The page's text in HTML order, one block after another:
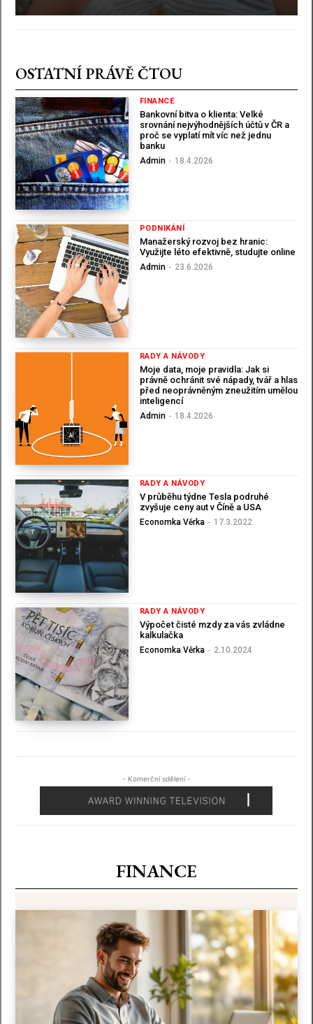
OSTATNÍ PRÁVĚ ČTOU
FINANCE
Bankovní bitva o klienta: Velké
srovnání nejvýhodnějších účtů v ČR a
proč se vyplatí mít víc než jednu
banku
Admin - 18.4.2026
PODNIKÁNÍ
Manažerský rozvoj bez hranic:
Využijte léto efektivně, studujte online
Admin - 23.6.2026
RADY A NÁVODY
Moje data, moje pravidla: Jak si
právně ochránit své nápady, tvář a hlas
před neoprávněným zneužitím umělou
inteligencí
Admin - 18.4.2026
RADY A NÁVODY
V průběhu týdne Tesla podruhé
zvyšuje ceny aut v Číně a USA
Economka Věrka - 17.3.2022
RADY A NÁVODY
Výpočet čisté mzdy za vás zvládne
kalkulačka
Economka Věrka - 2.10.2024
- Komerční sdělení -
FINANCE